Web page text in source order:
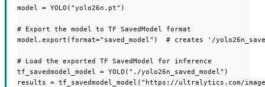
model = YOLO("yolo26n.pt")
# Export the model to TF SavedModel format
model.export(format="saved_model")  # creates '/
# Load the exported TF SavedModel for inference
tf_savedmodel_model = YOLO("./yolo26n_saved_model")
results = tf_savedmodel_model("https://ultralytics.com/